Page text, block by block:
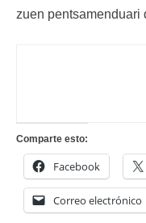
zuen pentsamenduari
Comparte esto:
Facebook
Correo electrónico